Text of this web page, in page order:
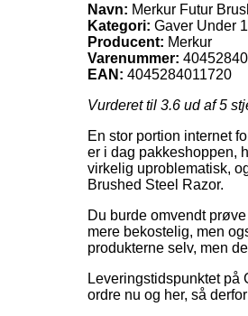
Navn: Merkur Futur
Kategori: Gaver Under
Producent: Merkur
Varenummer:
EAN: 4045284011720
Vurderet til 3.6 ud af 5
En stor portion internet
er i dag pakkeshoppen,
virkelig uproblematisk,
Brushed Steel Razor.
Du burde omvendt
mere bekostelig, men
produkterne selv, men
Leveringstidspunktet
ordre nu og her, så